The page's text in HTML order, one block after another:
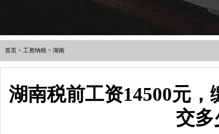
首页 > 工资纳税 > 湖南
湖南税前工资14500元
交多